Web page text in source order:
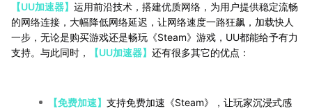
【UU加速器】 运用前沿技术，搭建优质网络，为用户提供稳定流畅
的网络连接，大幅降低网络延迟，让网络速度一路狂飙，加载快人
一步，无论是购买游戏还是畅玩《Steam》游戏，UU都能给予有力
支持。与此同时，
【UU加速器】 还有很多其它的优点：
【免费加速】 支持免费加速《Steam》，让玩家沉浸式感